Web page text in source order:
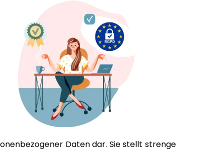
Daten dar. Sie stellt strenge